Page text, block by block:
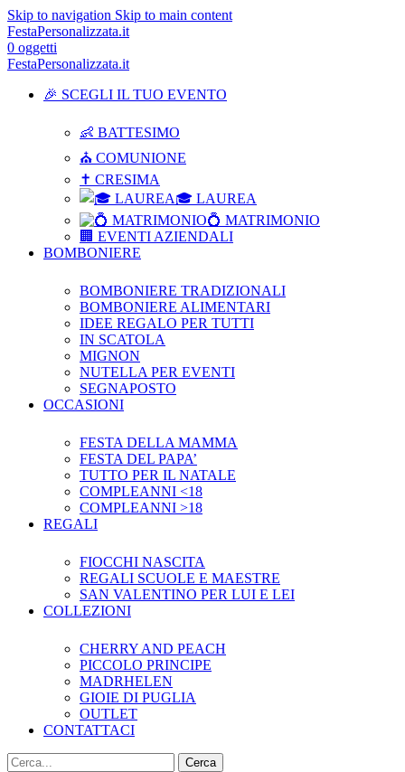
Skip to navigation Skip to main content
FestaPersonalizzata.it
0 oggetti
FestaPersonalizzata.it
🎉 SCEGLI IL TUO EVENTO
👶 BATTESIMO
⛪ COMUNIONE
✝ CRESIMA
🎓 LAUREA
💍 MATRIMONIO
🏢 EVENTI AZIENDALI
BOMBONIERE
BOMBONIERE TRADIZIONALI
BOMBONIERE ALIMENTARI
IDEE REGALO PER TUTTI
IN SCATOLA
MIGNON
NUTELLA PER EVENTI
SEGNAPOSTO
OCCASIONI
FESTA DELLA MAMMA
FESTA DEL PAPA’
TUTTO PER IL NATALE
COMPLEANNI <18
COMPLEANNI >18
REGALI
FIOCCHI NASCITA
REGALI SCUOLE E MAESTRE
SAN VALENTINO PER LUI E LEI
COLLEZIONI
CHERRY AND PEACH
PICCOLO PRINCIPE
MADRHELEN
GIOIE DI PUGLIA
OUTLET
CONTATTACI
Cerca